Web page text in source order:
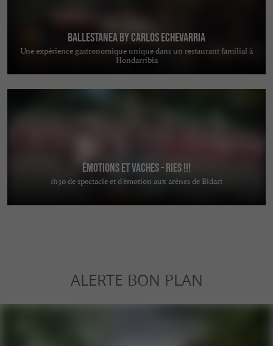
Ballestanea by Carlos Echevarria
Une expérience gastronomique unique dans un restaurant familial à
Hondarribia
ÉMOTIONS ET VACHES - RIES !!!
1h30 de spectacle et d'émotion aux arènes de Bidart
ALERTE BON PLAN